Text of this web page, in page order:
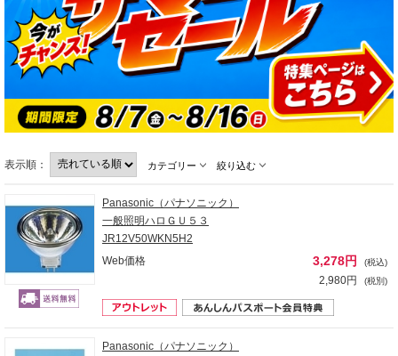
表示順： カテゴリー 絞り込む
Panasonic（パナソニック）
一般照明ハロＧＵ５３
JR12V50WKN5H2
Web価格
3,278円 (税込)
2,980円 (税別)
Panasonic（パナソニック）